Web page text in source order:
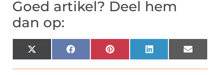
Goed artikel? Deel hem
dan op:
X
(Twitter)
FacebookPinterestLinkedIn Email